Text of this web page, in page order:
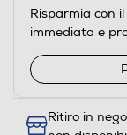
Risparmia con
immediata e
Ritiro in